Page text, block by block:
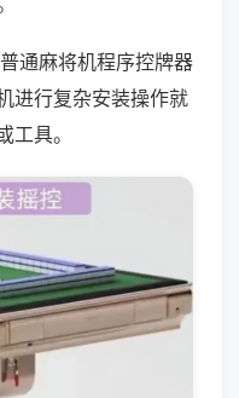
通麻将机程序控牌器
进行复杂安装操作就
具。